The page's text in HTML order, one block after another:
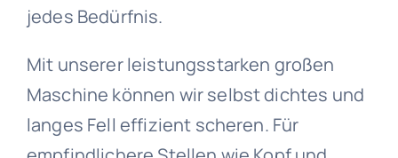
jedes Bedürfnis.
Mit unserer leistungsstarken großen
Maschine können wir selbst dichtes und
langes Fell effizient scheren. Für